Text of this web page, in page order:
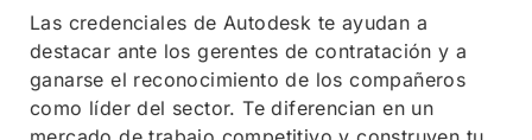
Las credenciales de Autodesk te ayudan a
destacar ante los gerentes de contratación y a
ganarse el reconocimiento de los compañeros
como líder del sector. Te diferencian en un